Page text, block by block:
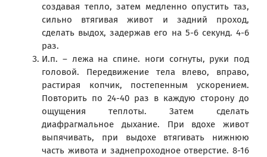
создавая тепло, затем медленно опустить таз,
сильно втягивая живот и задний проход,
сделать выдох, задержав его на 5-6 секунд. 4-6
раз.
И.п. – лежа на спине. ноги согнуты, руки под
головой. Передвижение тела влево, вправо,
растирая копчик, постепенным ускорением.
Повторить по 24-40 раз в каждую сторону до
ощущения теплоты. Затем сделать
диафрагмальное дыхание. При вдохе живот
выпячивать, при выдохе втягивать нижнюю
часть живота и заднепроходное отверстие. 8-16